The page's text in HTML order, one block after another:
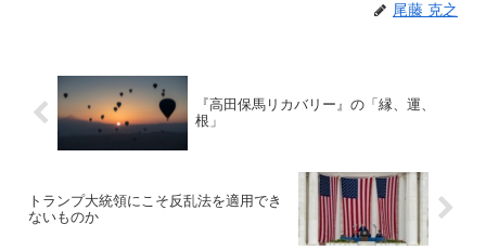
尾藤 克之
『高田保馬リカバリー』の「縁、運、
根」
トランプ大統領にこそ反乱法を適用でき
ないものか